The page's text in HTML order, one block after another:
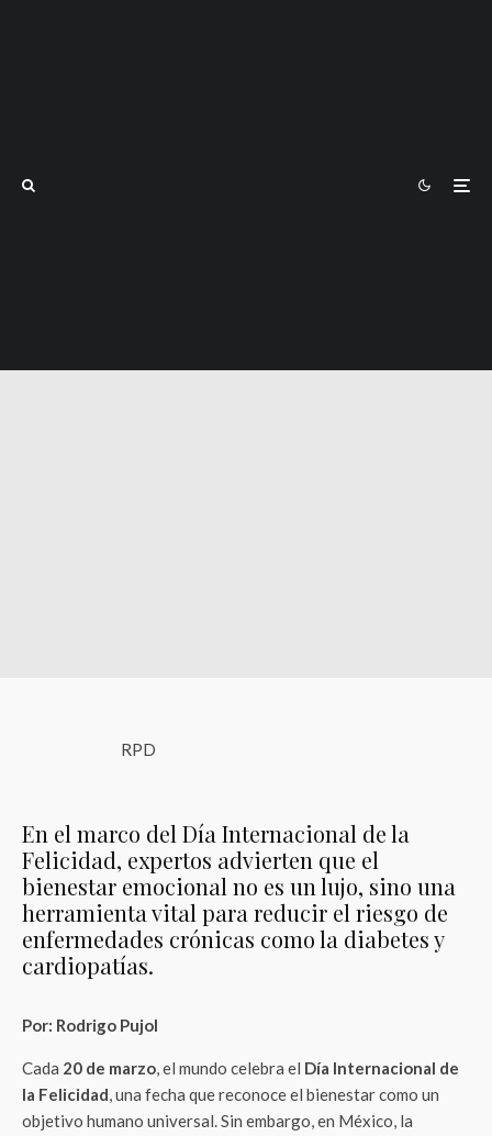
RPD
En el marco del Día Internacional de la
Felicidad, expertos advierten que el
bienestar emocional no es un lujo, sino una
herramienta vital para reducir el riesgo de
enfermedades crónicas como la diabetes y
cardiopatías.
Por: Rodrigo Pujol
Cada 20 de marzo, el mundo celebra el Día Internacional de
la Felicidad, una fecha que reconoce el bienestar como un
objetivo humano universal. Sin embargo, en México, la